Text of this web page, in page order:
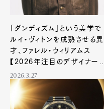
「ダンディズム」という美学で
ルイ・ヴィトンを成熟させる異
才、ファレル・ウィリアムス
【2026年注目のデザイナー＆
ディレクター】
2026.3.27